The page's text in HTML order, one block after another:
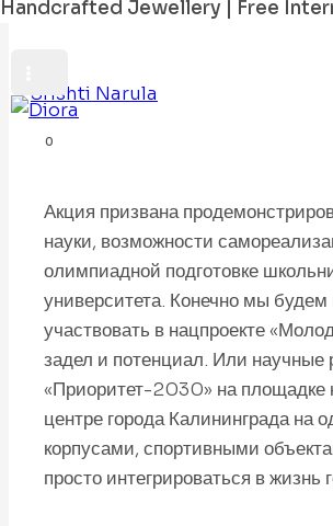
Handcrafted Jewellery | Free
0
BySrishti Narula
Акция призвана
науки, возможности
олимпиадной подготовке
университета. Конечно мы
участвовать в нацпроекте
задел и потенциал. Или научные
«Приоритет-2030» на площадке
центре города Калининграда
корпусами, спортивными
просто интегрироваться в